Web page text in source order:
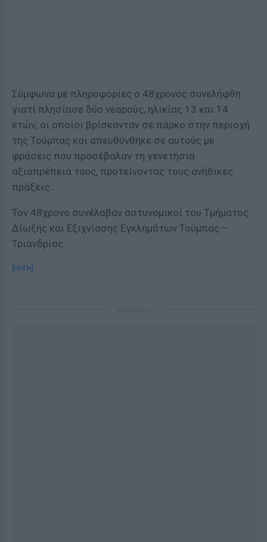
Σύμφωνα με πληροφορίες ο 48χρονος συνελήφθη
γιατί πλησίασε δύο νεαρούς, ηλικίας 13 και 14
ετών, οι οποίοι βρίσκονταν σε πάρκο στην περιοχή
της Τούμπας και απευθύνθηκε σε αυτούς με
φράσεις που προσέβαλαν τη γενετήσια
αξιοπρέπειά τους, προτείνοντας τους ανήθικες
πράξεις.
Τον 48χρονο συνέλαβαν αστυνομικοί του Τμήματος
Δίωξης και Εξιχνίασης Εγκλημάτων Τούμπας –
Τριανδρίας.
[ΠΗΓΗ]